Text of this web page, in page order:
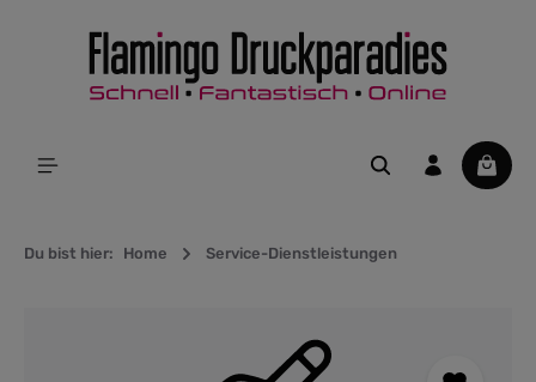
springen
Du bist hier: Home Service-Dienstleistungen